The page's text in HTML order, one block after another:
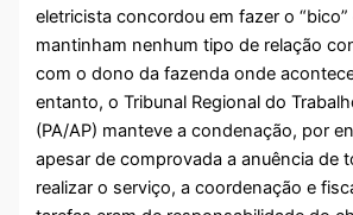
eletricista concordou em fazer o “bico”
mantinham nenhum tipo de relação
com o dono da fazenda onde
entanto, o Tribunal Regional do
(PA/AP) manteve a condenação, por
apesar de comprovada a anuência de
realizar o serviço, a coordenação e